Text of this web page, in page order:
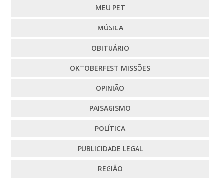
MEU PET
MÚSICA
OBITUÁRIO
OKTOBERFEST MISSÕES
OPINIÃO
PAISAGISMO
POLÍTICA
PUBLICIDADE LEGAL
REGIÃO